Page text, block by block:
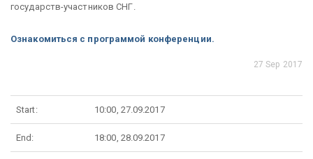
государств-участников СНГ.
Ознакомиться с программой конференции.
27 Sep 2017
Start: 10:00, 27.09.2017
End: 18:00, 28.09.2017